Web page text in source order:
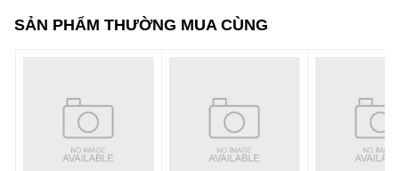
SẢN PHẨM THƯỜNG MUA CÙNG